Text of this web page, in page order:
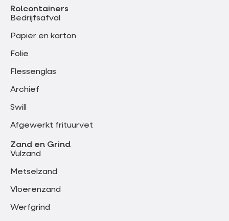
Rolcontainers
Bedrijfsafval
Papier en karton
Folie
Flessenglas
Archief
Swill
Afgewerkt frituurvet
Zand en Grind
Vulzand
Metselzand
Vloerenzand
Werfgrind